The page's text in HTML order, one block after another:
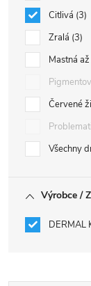
Citlivá 3
Zralá 3
Mastná
Červené
Všechny
Výrobce /
DERMAL